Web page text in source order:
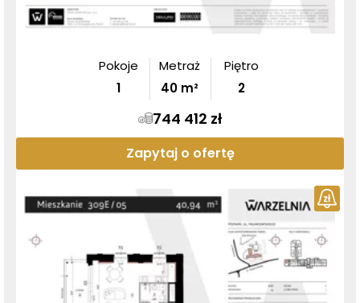
Pokoje
1
Metraż
40 m²
Piętro
2
744 412 zł
Zapytaj o ofertę